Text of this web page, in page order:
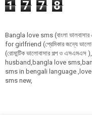
1 7 7 8
Bangla love sms (বাংলা
for girlfriend (প্রেমিকার জন্যে
(রোমান্টিক ভালোবাসার গল্প ও
husband,bangla love
sms in bengali language
sms new,